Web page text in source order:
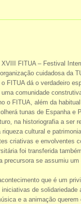
FITUA – Festival
cuidadosa da
FITUA dá o verdadeiro
comunidade
o FITUA, além da
tunas de Espanha e
na historiografia a ser
cultural e
criativas e envolventes
foi transferida
se assumiu
que é um
de solidariedade
e a animação